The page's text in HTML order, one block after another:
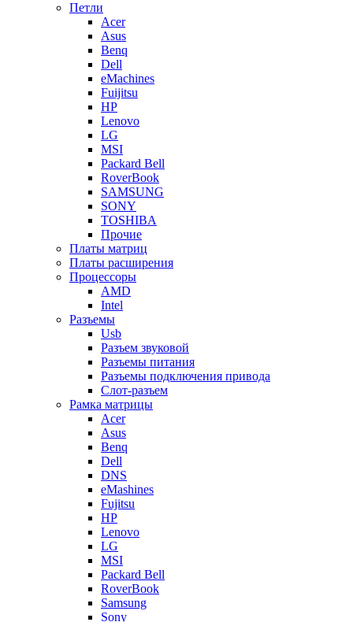
Петли
Acer
Asus
Benq
Dell
eMachines
Fuijitsu
HP
Lenovo
LG
MSI
Packard Bell
RoverBook
SAMSUNG
SONY
TOSHIBA
Прочие
Платы матриц
Платы расширения
Процессоры
AMD
Intel
Разъемы
Usb
Разъем звуковой
Разъемы питания
Разъемы подключения привода
Слот-разъем
Рамка матрицы
Acer
Asus
Benq
Dell
DNS
eMashines
Fujitsu
HP
Lenovo
LG
MSI
Packard Bell
RoverBook
Samsung
Sony